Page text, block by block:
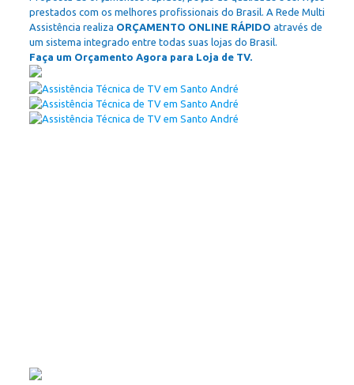
prestados com os melhores profissionais do Brasil. A Rede Multi
Assistência realiza ORÇAMENTO ONLINE RÁPIDO através de
um sistema integrado entre todas suas lojas do Brasil.
Faça um Orçamento Agora para Loja de TV.